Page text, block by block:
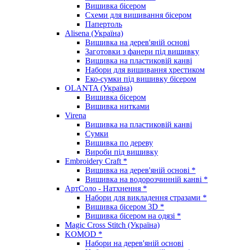
Вишивка бісером
Схеми для вишивання бісером
Папертоль
Alisena (Україна)
Вишивка на дерев'яній основі
Заготовки з фанери під вишивку
Вишивка на пластиковій канві
Набори для вишивання хрестиком
Еко-сумки під вишивку бісером
OLANTA (Україна)
Вишивка бісером
Вишивка нитками
Virena
Вишивка на пластиковій канві
Сумки
Вишивка по дереву
Вироби під вишивку
Embroidery Craft *
Вишивка на дерев'яній основі *
Вишивка на водорозчинній канві *
АртСоло - Натхнення *
Набори для викладення стразами *
Вишивка бісером 3D *
Вишивка бісером на одязі *
Magic Cross Stitch (Україна)
KOMOD *
Набори на дерев'яній основі